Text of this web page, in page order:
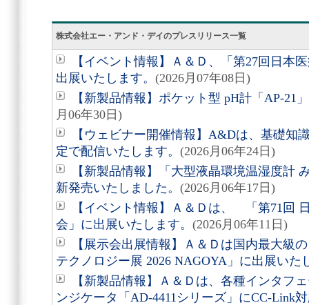
株式会社エー・アンド・デイのプレスリリース一覧
【イベント情報】Ａ＆Ｄ、「第27回日本
出展いたします。 (2026月07年08日)
【新製品情報】ポケット型 pH計「AP-21
月06年30日)
【ウェビナー開催情報】A&Dは、基礎知
定で配信いたします。 (2026月06年24日)
【新製品情報】「大型液晶環境温湿度計
新発売いたしました。 (2026月06年17日)
【イベント情報】Ａ＆Ｄは、 「第71回
会」に出展いたします。 (2026月06年11日)
【展示会出展情報】Ａ＆Ｄは国内最大級
テクノロジー展 2026 NAGOYA」に出展いた
【新製品情報】Ａ＆Ｄは、各種インタフ
ンジケータ「AD-4411シリーズ」にCC-Link